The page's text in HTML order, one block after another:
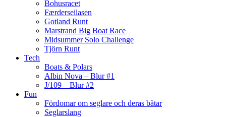
Bohusracet
Færderseilasen
Gotland Runt
Marstrand Big Boat Race
Midsummer Solo Challenge
Tjörn Runt
Tech
Boats & Polars
Albin Nova – Blur #1
J/109 – Blur #2
Fun
Fördomar om seglare och deras båtar
Seglarslang